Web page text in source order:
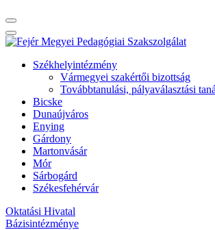
Székhelyintézmény
Vármegyei szakértői bizottság
Továbbtanulási, pályaválasztási
Bicske
Dunaújváros
Enying
Gárdony
Martonvásár
Mór
Sárbogárd
Székesfehérvár
Oktatási Hivatal
Bázisintézménye